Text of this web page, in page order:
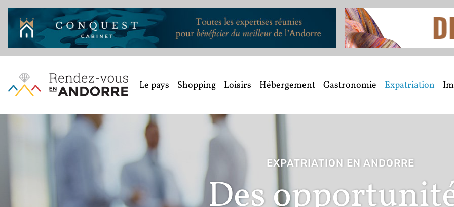
Le pays Shopping Loisirs Hébergement Gastronomie Expatriation
EXPATRIATION EN ANDORRE
Des